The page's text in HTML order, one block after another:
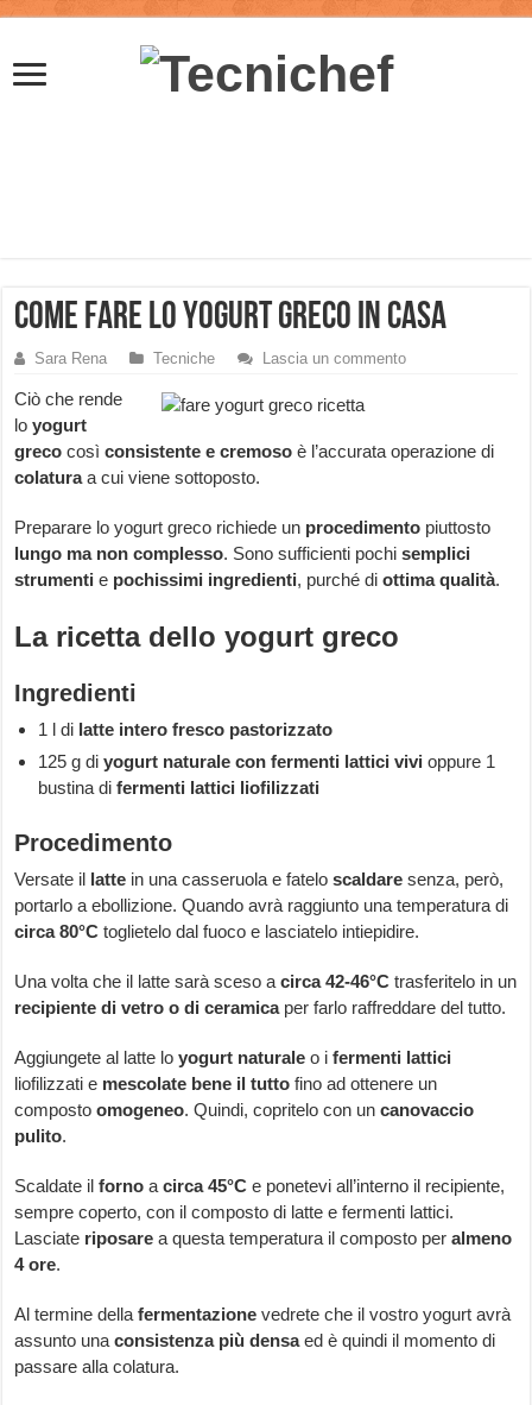
Come fare lo yogurt greco in casa
Sara Rena Tecniche Lascia un commento
Ciò che rende
loyogurt
greco cosìconsistente e cremoso è l’accurata operazione di
colaturaa cui viene sottoposto.
Preparare lo yogurt greco richiede un procedimento piuttosto
lungo ma non complesso. Sono sufficienti pochisemplici
strumenti e pochissimi ingredienti, purché diottima qualità.
La ricetta dello yogurt greco
Ingredienti
1 l di latte intero fresco pastorizzato
125 g di yogurt naturale con fermenti lattici vivi oppure 1
bustina di fermenti lattici liofilizzati
Procedimento
Versate il latte in una casseruola e fateloscaldare senza, però,
portarlo a ebollizione. Quando avrà raggiunto una temperatura di
circa 80°C toglietelo dal fuoco e lasciatelo intiepidire.
Una volta che il latte sarà sceso a circa 42-46°C trasferitelo in un
recipiente di vetro o di ceramicaper farlo raffreddare del tutto.
Aggiungete al latte loyogurt naturale o ifermenti lattici
liofilizzati e mescolate bene il tutto fino ad ottenere un
compostoomogeneo. Quindi, copritelo con uncanovaccio
pulito.
Scaldate ilforno acirca 45°C e ponetevi all’interno il recipiente,
sempre coperto, con il composto di latte e fermenti lattici.
Lasciate riposare a questa temperatura il composto peralmeno
4 ore.
Al termine dellafermentazione vedrete che il vostro yogurt avrà
assunto unaconsistenza più densaed è quindi il momento di
passare alla colatura.